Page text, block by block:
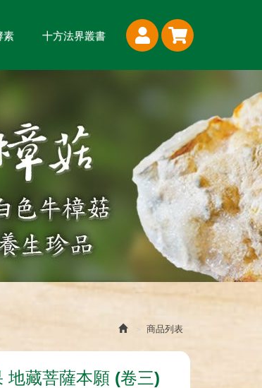
素 十方法界叢書
商品列表
地藏菩薩本願 (卷三)